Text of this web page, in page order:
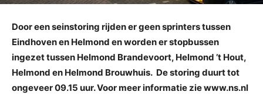
Door een seinstoring rijden er geen sprinters tussen
Eindhoven en Helmond en worden er stopbussen
ingezet tussen Helmond Brandevoort, Helmond ’t Hout,
Helmond en Helmond Brouwhuis. De storing duurt tot
ongeveer 09.15 uur. Voor meer informatie zie www.ns.nl